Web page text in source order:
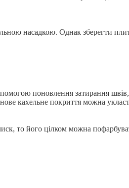
насадкою. Однак зберегти
поновлення затирання
кахельне покриття можна
то його цілком можна